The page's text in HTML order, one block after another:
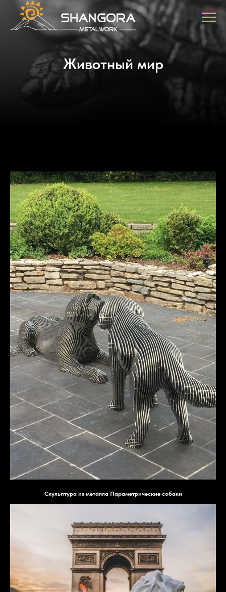
Животный мир
Скульптура из металла Параметрические собаки